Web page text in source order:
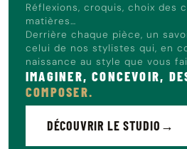
Réflexions, croquis, choix des
matières…
Derrière chaque pièce, un
celui de nos stylistes qui, en
naissance au style que vous
IMAGINER, CONCEVOIR,
COMPOSER.
DÉCOUVRIR LE STUDIO